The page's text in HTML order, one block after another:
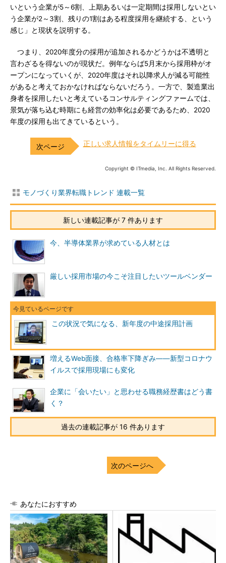
いという企業が5～6割、上期あるいは一定期間は採用しないとい
う企業が2～3割、残りの1割はある程度採用を継続する、という
感じ」と現状を説明する。
つまり、2020年度分の採用が追加されるかどうかは不透明と
言わざるを得ないのが現状だ。例年ならば5月末から採用枠がオ
ープンになっていくが、2020年度はそれ以降求人が減る可能性
があると考えておかなければならないだろう。一方で、製造業出
身者を採用したいと考えているコンサルティングファームでは、
景気が落ち込む時期にも経営の効率化は必要であるため、2020
年度の採用も出てきているという。
正しい求人情報をタイムリーに得る
Copyright © ITmedia, Inc. All Rights Reserved.
モノづくり業界転職トレンド 連載一覧
新しい連載記事が 7 件あります
今、半導体業界が求めている人材とは
厳しい採用市場の今こそ注目したいツールベンダー
この状況で気になる、新年度の中途採用計画
増えるWeb面接、合格率下降ぎみ――新型コロナウ
イルスで採用現場にも変化
企業に「会いたい」と思わせる職務経歴書はどう書
く？
過去の連載記事が 16 件あります
次のページへ
あなたにおすすめ